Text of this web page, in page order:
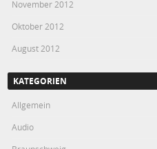
November 2012
Oktober 2012
August 2012
KATEGORIEN
Allgemein
Audio